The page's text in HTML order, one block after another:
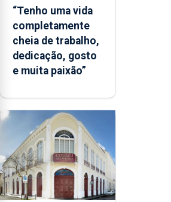
“Tenho uma vida
completamente
cheia de trabalho,
dedicação, gosto
e muita paixão”